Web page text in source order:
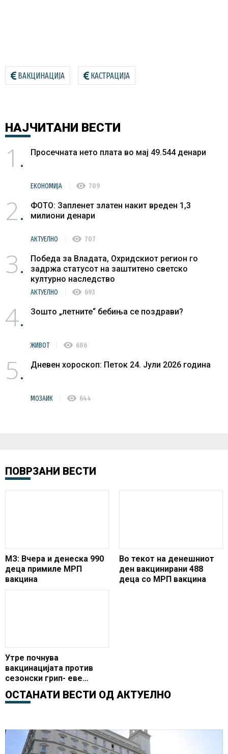
ВАКЦИНАЦИЈА КАСТРАЦИЈА
НАЈЧИТАНИ ВЕСТИ
1 Просечната нето плата во мај 49.544 денари
ЕКОНОМИЈА visibility 709
2
ФОТО: Запленет златен накит вреден 1,3
милиони денари
АКТУЕЛНО visibility 707
3
Победа за Владата, Охридскиот регион го
задржа статусот на заштитено светско
културно наследство
АКТУЕЛНО visibility 693
4 Зошто „летните“ бебиња се поздрави?
ЖИВОТ visibility 686
5 Дневен хороскоп: Петок 24. Јули 2026 година
МОЗАИК visibility 644
ПОВРЗАНИ ВЕСТИ
МЗ: Вчера и денеска 990
деца примиле МРП
вакцина
Во текот на денешниот
ден вакцинирани 488
деца со МРП вакцина
Утре почнува
вакцинацијата против
сезонски грип- еве
колкава е цената
ОСТАНАТИ ВЕСТИ ОД АКТУЕЛНО